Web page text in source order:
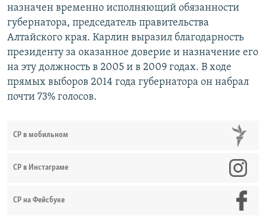
назначен временно исполняющий обязанности
губернатора, председатель правительства
Алтайского края. Карлин выразил благодарность
президенту за оказанное доверие и назначение его
на эту должность в 2005 и в 2009 годах. В ходе
прямых выборов 2014 года губернатора он набрал
почти 73% голосов.
СР в мобильном
СР в Инстаграме
СР на Фейсбуке